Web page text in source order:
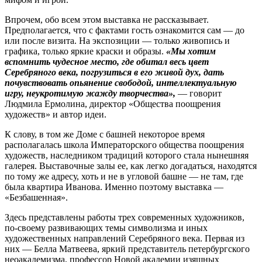
Впрочем, обо всем этом выставка не рассказывает.
Предполагается, что с фактами гость ознакомится сам — до
или пос­ле визита. На экспозиции — только живопись и
графика, только яркие краски и образы. «Мы хотим
вспомнить чудесное место, где обитал весь цвет
Серебряного века, погрузиться в его живой дух, дать
почувствовать опьянение свободой, интеллектуальную
игру, не­укротимую жажду творчества», — говорит
Людмила Ермолина, директор «Общества поощрения
художеств» и автор идеи.
К слову, в том же Доме с башней некоторое время
располагалась школа Императорского общества поощрения
художеств, наследником традиций которого стала нынешняя
галерея. Выставочные залы ее, как легко догадаться, находятся
по тому же адресу, хоть и не в угловой башне — не там, где
была квартира Иванова. Именно поэтому выставка —
«Безбашенная».
Здесь представлены работы трех современных художников,
по‑своему развивающих темы символизма и иных
художественных направлений Серебряного века. Первая из
них — Белла Матвеева, яркий представитель петербургского
неоакадемизма, профессор Новой академии изящных